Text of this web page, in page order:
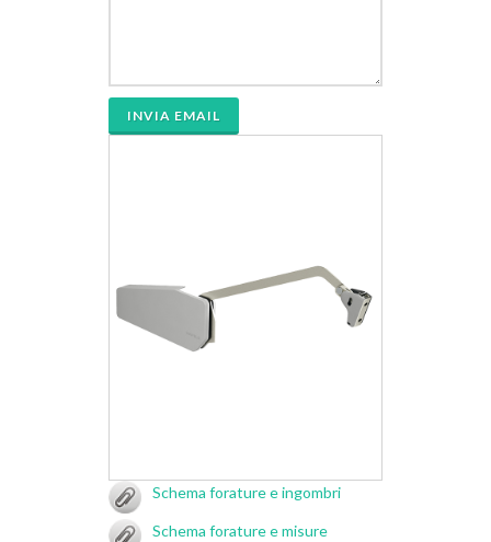
INVIA EMAIL
Schema forature e ingombri
Schema forature e misure